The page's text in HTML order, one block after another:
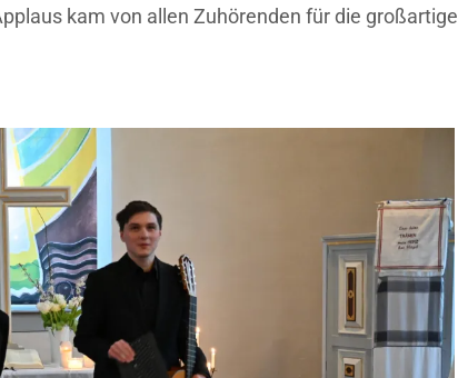
kam von allen Zuhörenden für die großartige